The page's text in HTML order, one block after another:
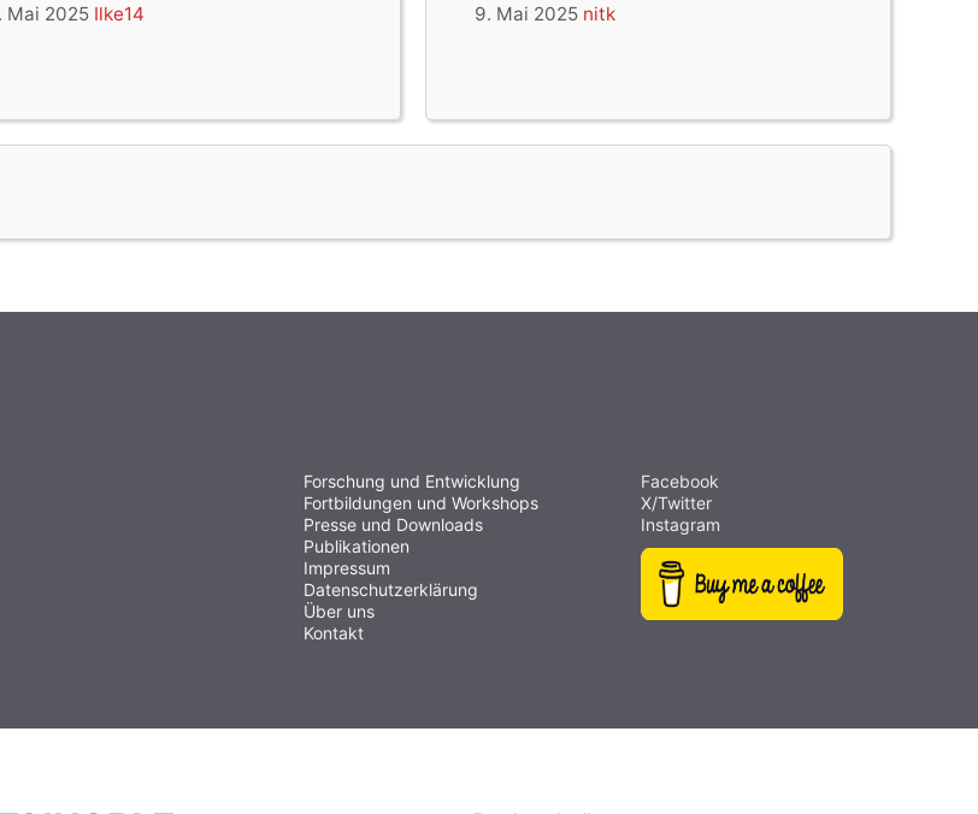
Mai 2025 Ilke14 9. Mai 2025 nitk
Forschung und Entwicklung
Fortbildungen und Workshops
Presse und Downloads
Publikationen
Impressum
Datenschutzerklärung
Über uns
Kontakt
Facebook
X/Twitter
Instagram